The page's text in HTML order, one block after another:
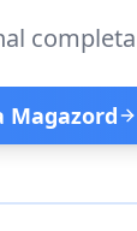
Magazord